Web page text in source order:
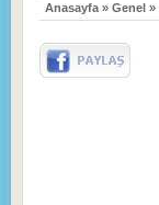
Anasayfa » Genel »